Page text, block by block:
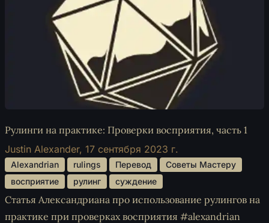
Рулинги на практике: Проверки восприятия, часть 1
Justin Alexander, 17 сентября 2023 г.
Alexandrian rulings Перевод
Советы Мастеру
восприятие
рулинг суждение
Статья Александриана про использование рулингов на
практике при проверках восприятия #alexandrian